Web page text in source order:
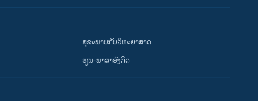
ສຸຂະພາບກັບວິທະຍາສາດ
ຮຽນ-ພາສາອັງກິດ